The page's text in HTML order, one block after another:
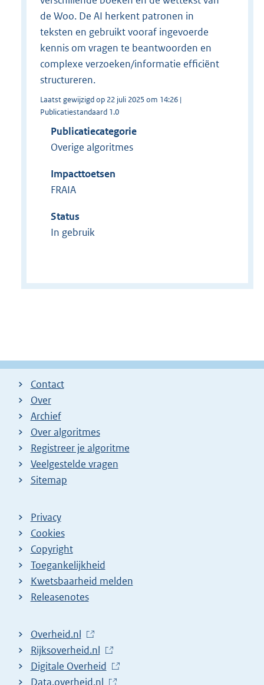
de Woo. De AI herkent patronen in
teksten en gebruikt vooraf ingevoerde
kennis om vragen te beantwoorden en
complexe verzoeken/informatie efficiënt
structureren.
Laatst gewijzigd op 22 juli 2025 om 14:26 |
Publicatiestandaard 1.0
Publicatiecategorie
Overige algoritmes
Impacttoetsen
FRAIA
Status
In gebruik
Contact
Over
Archief
Over algoritmes
Registreer je algoritme
Veelgestelde vragen
Sitemap
Privacy
Cookies
Copyright
Toegankelijkheid
Kwetsbaarheid melden
Releasenotes
L
i
n
k
Overheid.nl
L
i
n
Rijksoverheid.nl
L
i
Digitale Overheid
L
Data.overheid.nl